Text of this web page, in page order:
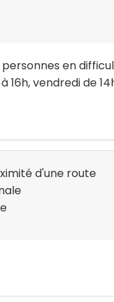
en
vendredi de
d'une route